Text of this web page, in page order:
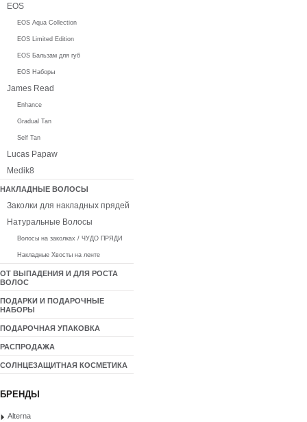
EOS
EOS Aqua Collection
EOS Limited Edition
EOS Бальзам для губ
EOS Наборы
James Read
Enhance
Gradual Tan
Self Tan
Lucas Papaw
Medik8
НАКЛАДНЫЕ ВОЛОСЫ
Заколки для накладных прядей
Натуральные Волосы
Волосы на заколках / ЧУДО ПРЯДИ
Накладные Хвосты на ленте
ОТ ВЫПАДЕНИЯ И ДЛЯ РОСТА
ВОЛОС
ПОДАРКИ И ПОДАРОЧНЫЕ
НАБОРЫ
ПОДАРОЧНАЯ УПАКОВКА
РАСПРОДАЖА
СОЛНЦЕЗАЩИТНАЯ КОСМЕТИКА
БРЕНДЫ
Alterna